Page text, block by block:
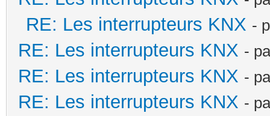
RE: Les interrupteurs KNX -
RE: Les interrupteurs KNX -
RE: Les interrupteurs KNX -
RE: Les interrupteurs KNX -